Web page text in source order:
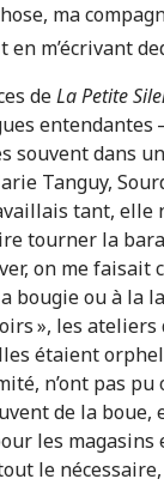
ma
en m’écrivant
deLa Petite
souvent dans
Tanguy,
tant, elle
tourner la
on me faisait
bougie ou à la
», les
étaient
n’ont pas pu
de la
les magasins
le